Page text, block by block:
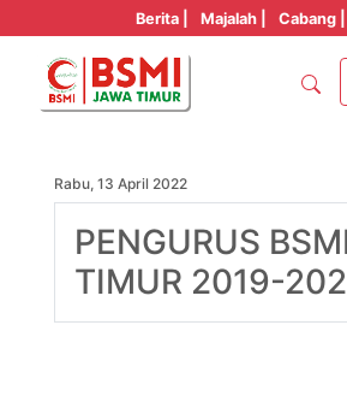
Berita | Majalah | Cabang |
Rabu, 13 April 2022
PENGURUS
TIMUR 2019-